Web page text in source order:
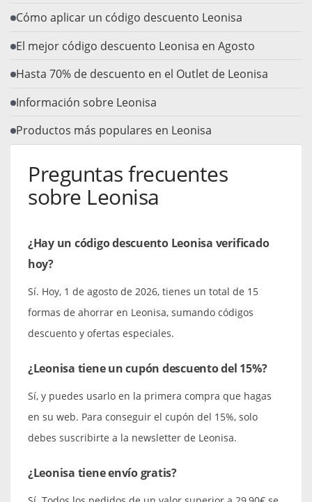
Cómo aplicar un código descuento Leonisa
El mejor código descuento Leonisa en Agosto
Hasta 70% de descuento en el Outlet de Leonisa
Información sobre Leonisa
Productos más populares en Leonisa
Preguntas frecuentes
sobre Leonisa
¿Hay un código descuento Leonisa verificado
hoy?
Sí. Hoy, 1 de agosto de 2026, tienes un total de 15
formas de ahorrar en Leonisa, sumando códigos
descuento y ofertas especiales.
¿Leonisa tiene un cupón descuento del 15%?
Sí, y puedes usarlo en la primera compra que hagas
en su web. Para conseguir el cupón del 15%, solo
debes suscribirte a la newsletter de Leonisa.
¿Leonisa tiene envío gratis?